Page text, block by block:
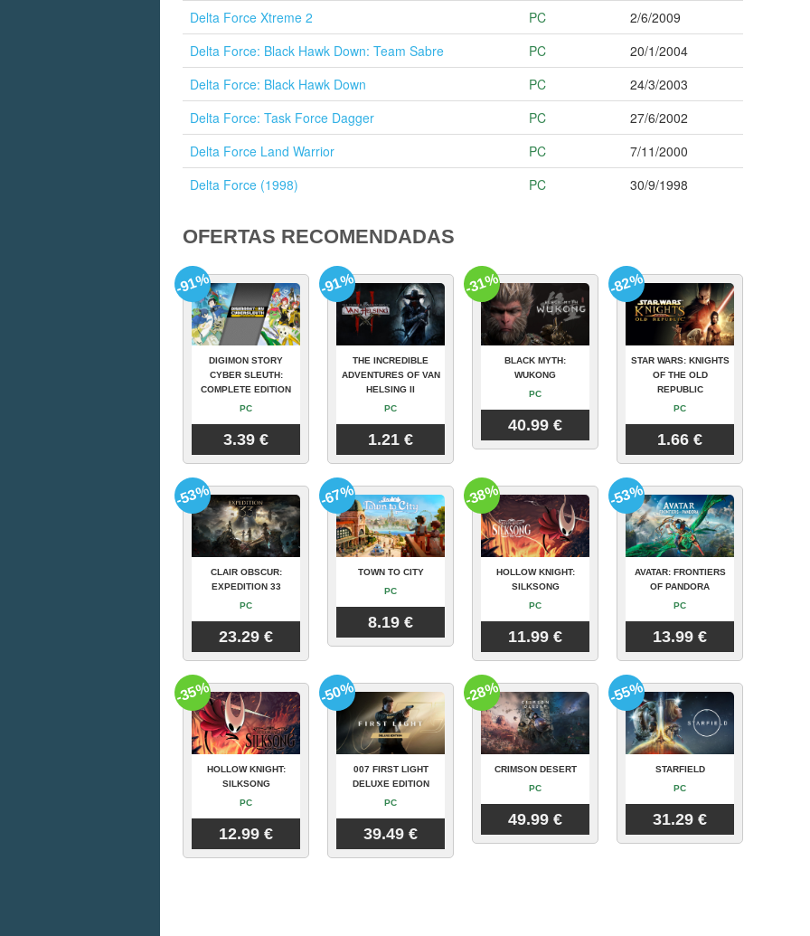
Delta Force Xtreme 2
PC
2/6/2009
Delta Force: Black Hawk Down: Team Sabre
PC
20/1/2004
Delta Force: Black Hawk Down
PC
24/3/2003
Delta Force: Task Force Dagger
PC
27/6/2002
Delta Force Land Warrior
PC
7/11/2000
Delta Force (1998)
PC 30/9/1998
OFERTAS RECOMENDADAS
DIGIMON STORY
CYBER SLEUTH:
COMPLETE EDITION
PC
3.39 €
-91%
THE INCREDIBLE
ADVENTURES OF VAN
HELSING II
PC
1.21 €
-91%
BLACK MYTH:
WUKONG
PC
40.99 €
-31%
STAR WARS: KNIGHTS
OF THE OLD
REPUBLIC
PC
1.66 €
-82%
CLAIR OBSCUR:
EXPEDITION 33
PC
23.29 €
-53%
TOWN TO CITY
PC
8.19 €
-67%
HOLLOW KNIGHT:
SILKSONG
PC
11.99 €
-38%
AVATAR: FRONTIERS
OF PANDORA
PC
13.99 €
-53%
HOLLOW KNIGHT:
SILKSONG
PC
12.99 €
-35%
007 FIRST LIGHT
DELUXE EDITION
PC
39.49 €
-50%
CRIMSON DESERT
PC
49.99 €
-28%
STARFIELD
PC
31.29 €
-55%